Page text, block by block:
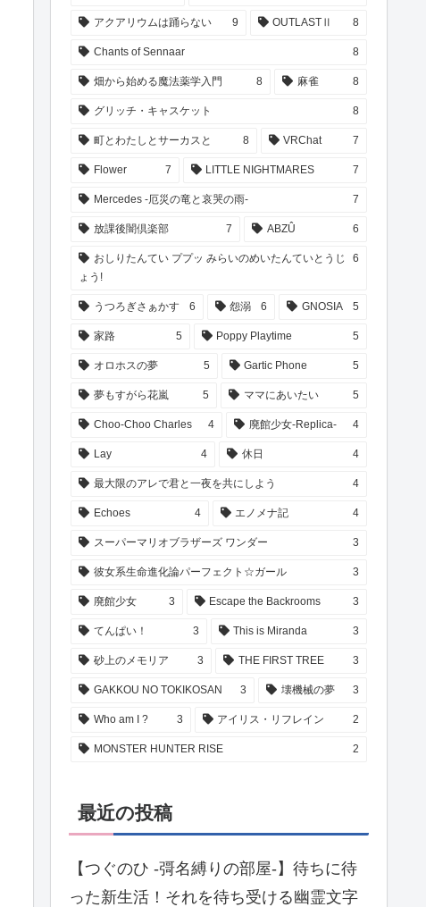
アクアリウムは踊らない 9 OUTLASTⅡ 8
Chants of Sennaar 8
畑から始める魔法薬学入門 8 麻雀 8
グリッチ・キャスケット 8
町とわたしとサーカスと 8 VRChat 7
Flower 7 LITTLE NIGHTMARES 7
Mercedes -厄災の竜と哀哭の雨- 7
放課後闇倶楽部 7 ABZÛ 6
おしりたんてい ププッ みらいのめいたんていとうじ
ょう!
6
うつろぎさぁかす 6 怨溺 6 GNOSIA 5
家路 5 Poppy Playtime 5
オロホスの夢 5 Gartic Phone 5
夢もすがら花嵐 5 ママにあいたい 5
Choo-Choo Charles 4 廃館少女-Replica- 4
Lay 4 休日 4
最大限のアレで君と一夜を共にしよう 4
Echoes 4 エノメナ記 4
スーパーマリオブラザーズ ワンダー 3
彼女系生命進化論パーフェクト☆ガール 3
廃館少女 3 Escape the Backrooms 3
てんぱい！ 3 This is Miranda 3
砂上のメモリア 3 THE FIRST TREE 3
GAKKOU NO TOKIKOSAN 3 壊機械の夢 3
Who am I ? 3 アイリス・リフレイン 2
MONSTER HUNTER RISE 2
最近の投稿
【つぐのひ -彁名縛りの部屋-】待ちに待
った新生活！それを待ち受ける幽霊文字